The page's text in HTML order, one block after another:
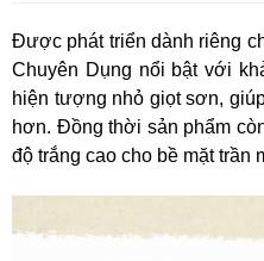
Được phát triển dành riêng
Chuyên Dụng nổi bật với
hiện tượng nhỏ giọt sơn,
hơn. Đồng thời sản phẩm
độ trắng cao cho bề mặt trần